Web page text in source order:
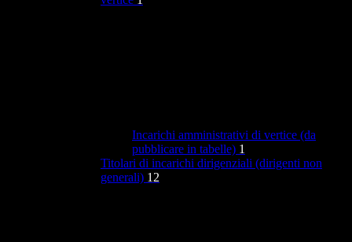
Incarichi amministrativi di vertice (da
pubblicare in tabelle) 1
Titolari di incarichi dirigenziali (dirigenti non
generali) 12